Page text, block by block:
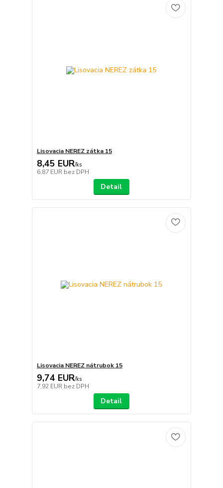
Lisovacia NEREZ zátka 15
8,45 EUR/ks
6,87 EUR bez DPH
Detail
Lisovacia NEREZ nátrubok 15
9,74 EUR/ks
7,92 EUR bez DPH
Detail